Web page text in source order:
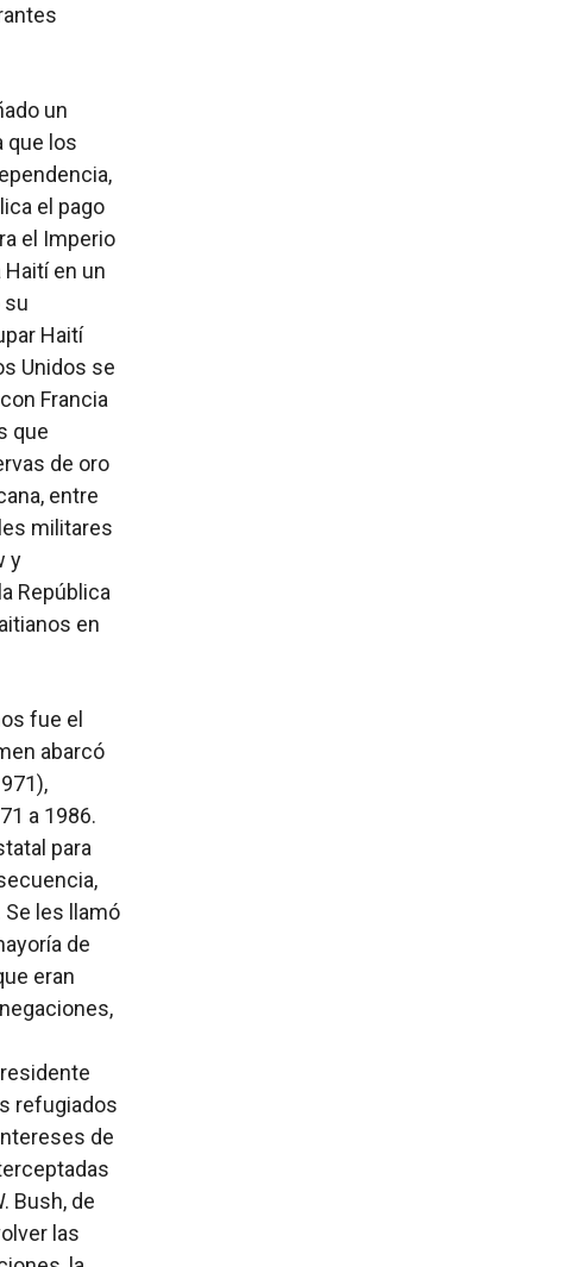
un
que los
el pago
el Imperio
en un
su
Haití
Unidos se
Francia
que
de oro
entre
militares
y
República
en
fue el
abarcó
a 1986.
para
les llamó
de
eran
refugiados
de
Bush, de
las